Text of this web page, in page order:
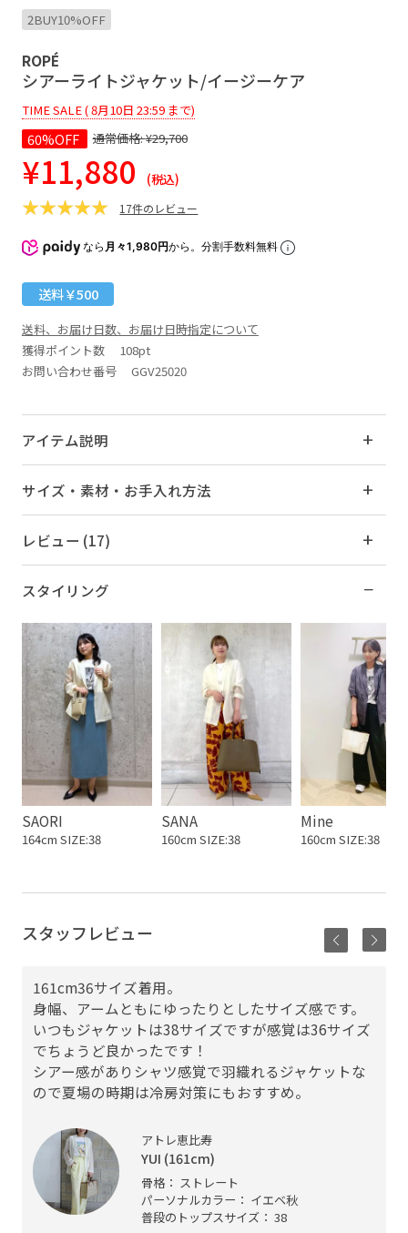
2BUY10%OFF
ROPÉ
シアーライトジャケット/イージーケア
TIME SALE ( 8月10日 23:59 まで)
60%OFF 通常価格:¥29,700
¥11,880 (税込)
17件のレビュー
なら 月々1,980円から。分割手数料無料
送料￥500
送料、お届け日数、お届け日時指定について
獲得ポイント数 108pt
お問い合わせ番号 GGV25020
アイテム説明
サイズ・素材・お手入れ方法
レビュー (17)
スタイリング
SAORI
164cm SIZE:38
SANA
160cm SIZE:38
Mine
160cm SIZE:38
スタッフレビュー
161cm36サイズ着用。
身幅、アームともにゆったりとしたサイズ感です。
いつもジャケットは38サイズですが感覚は36サイズ
でちょうど良かったです！
シアー感がありシャツ感覚で羽織れるジャケットな
ので夏場の時期は冷房対策にもおすすめ。
アトレ恵比寿
YUI (161cm)
骨格： ストレート
パーソナルカラー： イエベ秋
普段のトップスサイズ： 38